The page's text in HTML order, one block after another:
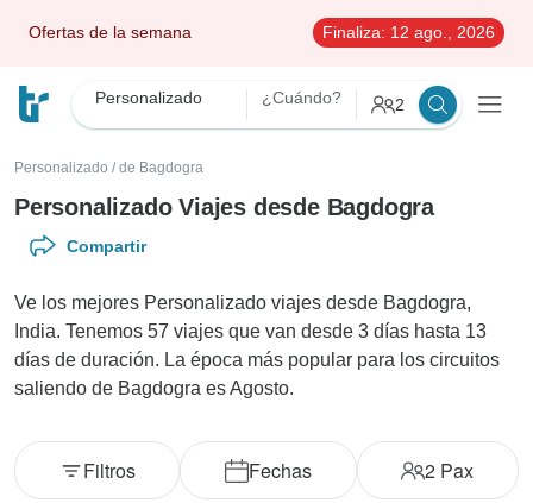
Ofertas de la semana Finaliza: 12 ago., 2026
Personalizado ¿Cuándo? 2
Personalizado / de Bagdogra
Personalizado Viajes desde Bagdogra
Compartir
Ve los mejores Personalizado viajes desde Bagdogra,
India. Tenemos 57 viajes que van desde 3 días hasta 13
días de duración. La época más popular para los circuitos
saliendo de Bagdogra es Agosto.
Fechas 2 Pax
Filtros